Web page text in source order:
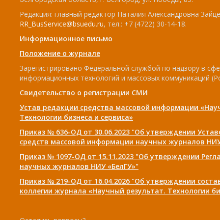
Редакция: главный редактор Наталия Александровна
RR_BusService@bsuedu.ru, тел.: +7 (4722) 30-14-18.
Информационное письмо
Положение о журнале
Зарегистрировано Федеральной службой по надзору в
информационных технологий и массовых коммуникаций
Свидетельство о регистрации СМИ
Устав редакции средства массовой информации
Технологии бизнеса и сервиса»
Приказ № 636-ОД от 30.06.2023 "Об утверждении
средств массовой информации научных журналов
Приказ № 1097-ОД от 15.11.2023 "Об утверждении
научных журналов НИУ «БелГУ»"
Приказ № 219-ОД от 16.04.2026 "Об утверждении
коллегии журнала «Научный результат. Технологии